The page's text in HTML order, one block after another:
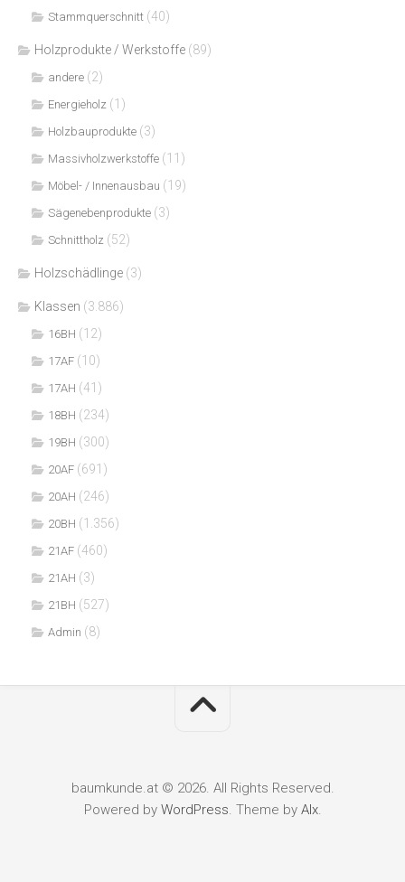
Stammquerschnitt (40)
Holzprodukte / Werkstoffe (89)
andere (2)
Energieholz (1)
Holzbauprodukte (3)
Massivholzwerkstoffe (11)
Möbel- / Innenausbau (19)
Sägenebenprodukte (3)
Schnittholz (52)
Holzschädlinge (3)
Klassen (3.886)
16BH (12)
17AF (10)
17AH (41)
18BH (234)
19BH (300)
20AF (691)
20AH (246)
20BH (1.356)
21AF (460)
21AH (3)
21BH (527)
Admin (8)
baumkunde.at © 2026. All Rights Reserved.
Powered by WordPress. Theme by Alx.